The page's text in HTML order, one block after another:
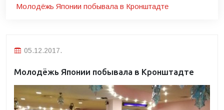
Молодёжь Японии побывала в Кронштадте
05.12.2017.
Молодёжь Японии побывала в Кронштадте